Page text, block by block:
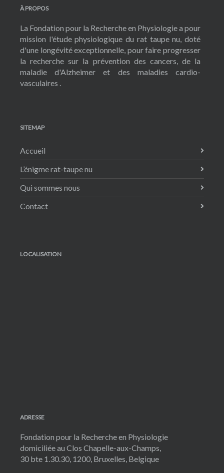
À PROPOS
La Fondation pour la Recherche en Physiologie a pour
mission l'étude physiologique du rat taupe nu, doté
d'une longévité exceptionnelle, pour faire progresser
la recherche sur la prévention des cancers, de la
maladie d'Alzheimer et des maladies cardio-
vasculaires .
SITEMAP
Accueil
L’énigme rat-taupe nu
Qui sommes nous
Contact
LOCALISATION
ADRESSE
Fondation pour la Recherche en Physiologie
domiciliée au Clos Chapelle-aux-Champs,
30 bte 1.30.30, 1200, Bruxelles, Belgique